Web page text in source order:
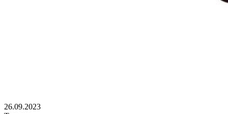
26.09.2023